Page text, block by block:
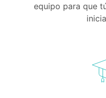
equipo para que